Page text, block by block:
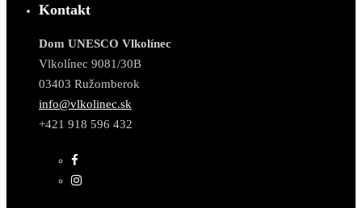
Kontakt
Dom UNESCO Vlkolínec
Vlkolínec 9081/30B
03403 Ružomberok
info@vlkolinec.sk
+421 918 596 432